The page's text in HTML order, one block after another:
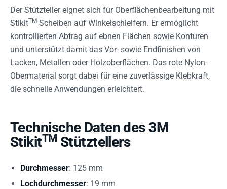
Der Stützteller eignet sich für Oberflächenbearbeitung mit
StikitTM Scheiben auf Winkelschleifern. Er ermöglicht
kontrollierten Abtrag auf ebnen Flächen sowie Konturen
und unterstützt damit das Vor- sowie Endfinishen von
Lacken, Metallen oder Holzoberflächen. Das rote Nylon-
Obermaterial sorgt dabei für eine zuverlässige Klebkraft,
die schnelle Anwendungen erleichtert.
Technische Daten des 3M
StikitTM Stütztellers
Durchmesser: 125 mm
Lochdurchmesser: 19 mm